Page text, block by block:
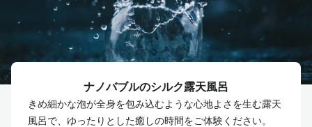
ナノバブルのシルク露天風呂
きめ細かな泡が全身を包み込むような心地よさを生む露天
風呂で、ゆったりとした癒しの時間をご体験ください。